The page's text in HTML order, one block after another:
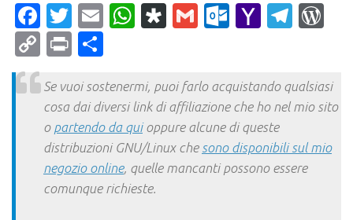
Facebook
Twitter
EmailWhatsApp
Diaspora
Gmail Yahoo
CopyPrint
Se vuoi sostenermi, puoi farlo acquistando qualsiasi
cosa dai diversi link di affiliazione che ho nel mio sito
o partendo da quioppure alcune di queste
distribuzioni GNU/Linux che sono disponibili sul mio
negozio online, quelle mancanti possono essere
comunque richieste.